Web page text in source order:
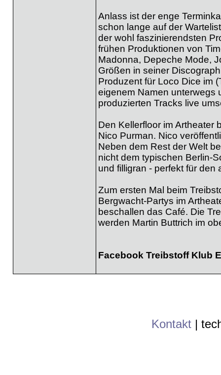
Anlass ist der enge
schon lange auf der
der wohl faszinierendsten
frühen Produktionen von
Madonna, Depeche Mode,
Größen in seiner
Produzent für Loco Dice im
eigenem Namen unterwegs
produzierten Tracks live
Den Kellerfloor im Artheater
Nico Purman. Nico
Neben dem Rest der Welt
nicht dem typischen Berlin-
und filligran - perfekt für
Zum ersten Mal beim
Bergwacht-Partys im
beschallen das Café. Die
werden Martin Buttrich im
Facebook Treibstoff Klub
Kontakt |